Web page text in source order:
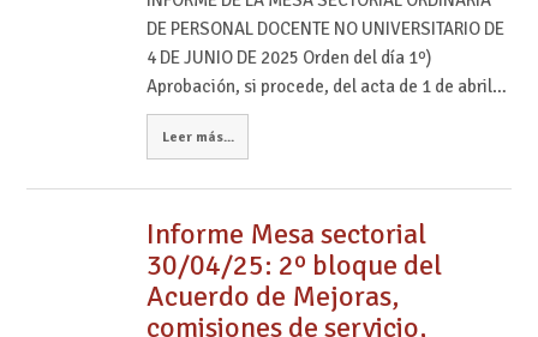
DE PERSONAL DOCENTE NO UNIVERSITARIO DE
4 DE JUNIO DE 2025 Orden del día 1º)
Aprobación, si procede, del acta de 1 de abril…
Leer más...
Informe Mesa sectorial
30/04/25: 2º bloque del
Acuerdo de Mejoras,
comisiones de servicio,